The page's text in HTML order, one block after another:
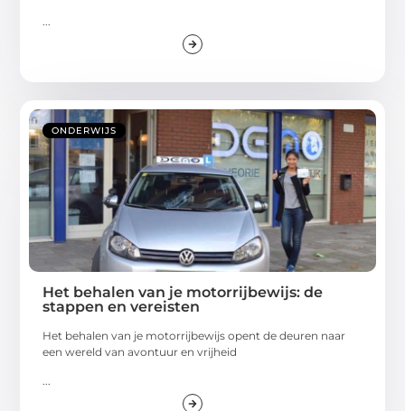
...
ONDERWIJS
Het behalen van je motorrijbewijs: de
stappen en vereisten
Het behalen van je motorrijbewijs opent de deuren naar
een wereld van avontuur en vrijheid
...